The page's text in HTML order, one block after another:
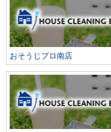
おそうじプロ南店